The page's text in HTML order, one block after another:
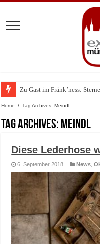
Zu Gast im Fränk’ness:
Warum München gerade
Home / Tag Archives: Meindl
Tag Archives: Meindl
Diese Lederhose
6. September 2018 News ,